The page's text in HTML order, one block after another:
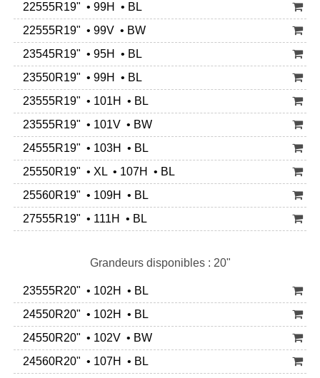
22555R19" • 99H • BL
22555R19" • 99V • BW
23545R19" • 95H • BL
23550R19" • 99H • BL
23555R19" • 101H • BL
23555R19" • 101V • BW
24555R19" • 103H • BL
25550R19" • XL • 107H • BL
25560R19" • 109H • BL
27555R19" • 111H • BL
Grandeurs disponibles : 20"
23555R20" • 102H • BL
24550R20" • 102H • BL
24550R20" • 102V • BW
24560R20" • 107H • BL